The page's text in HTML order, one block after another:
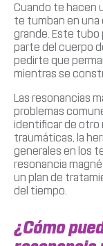
Cuando te hacen
te tumban en una
grande. Este tubo
parte del cuerpo
pedirte que
mientras se
Las resonancias
problemas
identificar de otro
traumáticas, la
generales en los
resonancia
un plan de
del tiempo.
¿Cómo